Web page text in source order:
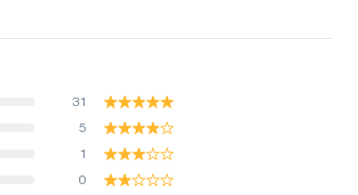
31
5
1
0